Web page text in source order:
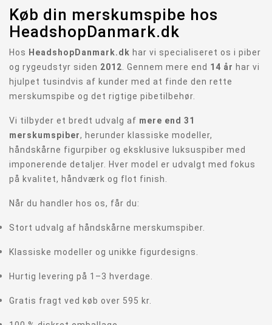
Køb din merskumspibe hos
HeadshopDanmark.dk
Hos HeadshopDanmark.dk har vi specialiseret os i piber
og rygeudstyr siden 2012 . Gennem mere end 14 år har vi
hjulpet tusindvis af kunder med at finde den rette
merskumspibe og det rigtige pibetilbehør.
Vi tilbyder et bredt udvalg af mere end 31
merskumspiber, herunder klassiske modeller,
håndskårne figurpiber og eksklusive luksuspiber med
imponerende detaljer. Hver model er udvalgt med fokus
på kvalitet, håndværk og flot finish.
Når du handler hos os, får du:
Stort udvalg af håndskårne merskumspiber.
Klassiske modeller og unikke figurdesigns.
Hurtig levering på 1–3 hverdage.
Gratis fragt ved køb over 595 kr.